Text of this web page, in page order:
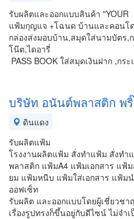
รับผลิตและออกแบบสินค้า "YOUR
แฟ้มกุญแจ +โฉนด บ้านและคอนโ
กล่องส่งมอบบ้าน,สมุดใส่นามบัตร,
โน๊ต,ไดอารี่
PASS BOOK ใส่สมุดเงินฝาก ,กระ
บริษัท อนันต์พลาสติก พ
ดินแดง
รับผลิตแฟ้ม
โรงงานผลิตแฟ้ม สั่งทำแฟ้ม สั่งทำ
พลาสติก แฟ้มA4 แฟ้มเอกสาร แฟ้
ยม แฟ้มหนีบ แฟ้มใส่เอกสาร แฟ้
ออฟเซ็ท
รับผลิต และออกแบบโดยผู้เชี่ยวช
เรื่องรูปทรงก็ขึ้นอยู่กับดีไซน์ ไม่จำ